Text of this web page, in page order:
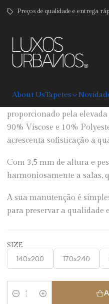
About UsTapetes
Preços de qualidade e entrega
Chase
O Tapete Chase destaca-
proporcionado pela
90% Viscose e 10%
acrescenta sofisticação a
Com 3,5 mm de altura e
harmoniosamente a salas,
A sua manutenção é
para preservar a qualidade
SIZE
140x200 170x240
Quantity